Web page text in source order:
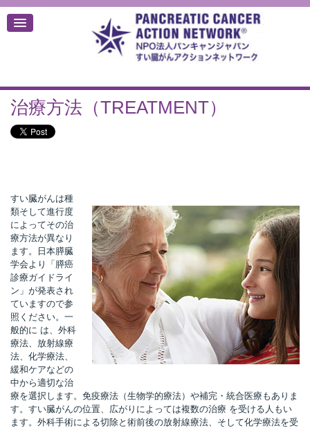
治療方法（TREATMENT）
すい臓がんは種
類そして進行度
によってその治
療方法が異なり
ます。日本膵臓
学会より「膵癌
診療ガイドライ
ン」が発表され
ていますので参
照ください。一
般的に は、外科
療法、放射線療
法、化学療法、
緩和ケアなどの
中から適切な治
療を選択します。免疫療法（生物学的療法）や補完・統合医療もありま
す。すい臓がんの位置、広がりによっては複数の治療 を受ける人もい
ます。外科手術による切除と術前後の放射線療法、そして化学療法を受